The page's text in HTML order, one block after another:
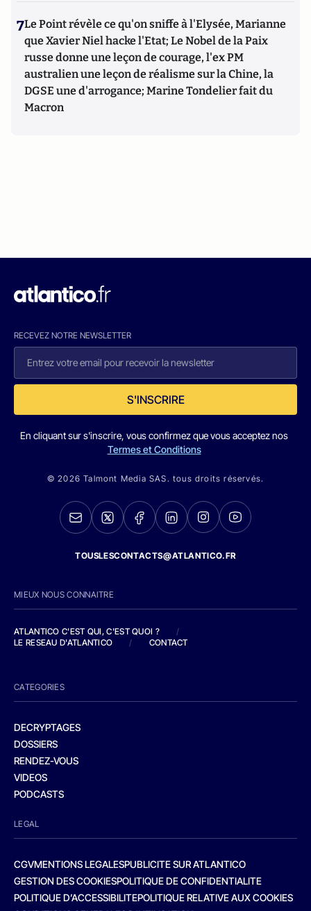
7Le Point révèle ce qu'on sniffe à l'Elysée, Marianne
que Xavier Niel hacke l'Etat; Le Nobel de la Paix
russe donne une leçon de courage, l'ex PM
australien une leçon de réalisme sur la Chine, la
DGSE une d'arrogance; Marine Tondelier fait du
Macron
RECEVEZ NOTRE NEWSLETTER
S'INSCRIRE
En cliquant sur s'inscrire, vous confirmez que vous acceptez nos
Termes et Conditions
© 2026 Talmont Media SAS. tous droits réservés.
TOUSLESCONTACTS@ATLANTICO.FR
MIEUX NOUS CONNAITRE
ATLANTICO C'EST QUI, C'EST QUOI ?
/
LE RESEAU D'ATLANTICO
/ CONTACT
CATEGORIES
DECRYPTAGES
DOSSIERS
RENDEZ-VOUS
VIDEOS
PODCASTS
LEGAL
CGVMENTIONS LEGALESPUBLICITE SUR ATLANTICO
GESTION DES COOKIESPOLITIQUE DE CONFIDENTIALITE
POLITIQUE D’ACCESSIBILITEPOLITIQUE RELATIVE AUX COOKIES